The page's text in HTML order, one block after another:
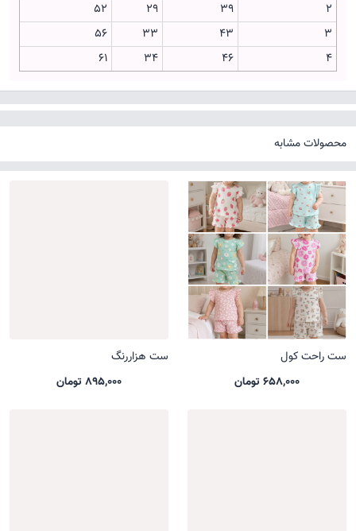
2
39
29
52
3
43
33
56
4
46
34
61
محصولات مشابه
ست راحت کول
658,000 تومان
ست هزاررنگ
895,000 تومان